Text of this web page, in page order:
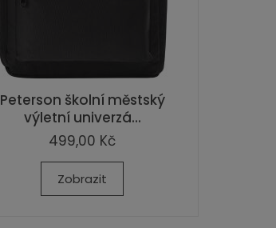
Peterson školní městský
výletní univerzá...
499,00 Kč
Zobrazit